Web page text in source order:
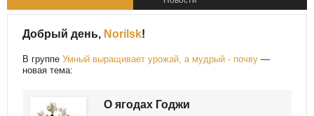
Добрый день, Norilsk!
В группеУмный выращивает урожай, а мудрый - почву —
новая тема:
О ягодах Годжи